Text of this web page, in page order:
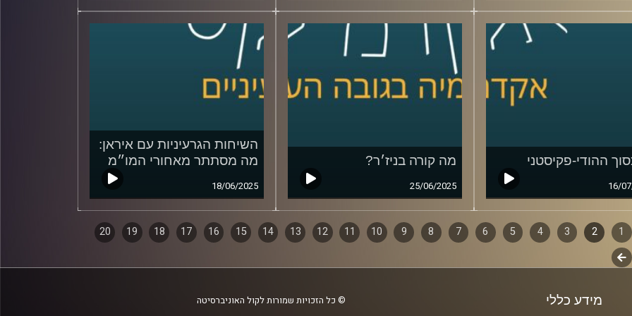
ההודי-פקיסטני
16/
מה קורה בניז׳ר?
25/06/2025
השיחות הגרעיניות עם איראן:
מה מסתתר מאחורי המו״מ
18/06/2025
1
2
3
4
5
6
7
8
9
10
11
12
13
14
15
16
17
18
19
20
לשלב
מידע כללי © כל הזכויות שמורות לקול האוניברסיטה